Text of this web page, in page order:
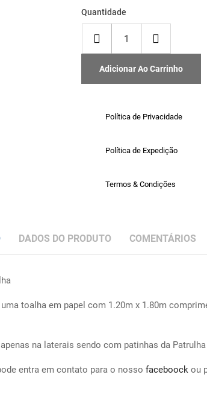
Quantidade
Adicionar Ao Carrinho
Política de Privacidade
Política de Expedição
Termos & Condições
DADOS DO PRODUTO COMENTÁRIOS
toalha em papel com 1.20m x 1.80m
na laterais sendo com patinhas da
entra em contato para o nosso faceboock ou